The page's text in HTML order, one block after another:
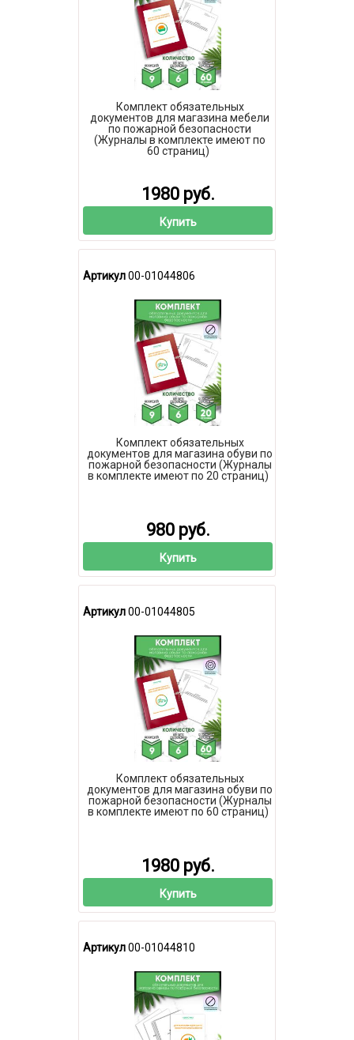
Комплект обязательных
документов для магазина мебели
по пожарной безопасности
(Журналы в комплекте имеют по
60 страниц)
1980 руб.
Купить
Артикул00-01044806
Комплект обязательных
документов для магазина обуви по
пожарной безопасности (Журналы
в комплекте имеют по 20 страниц)
980 руб.
Купить
Артикул00-01044805
Комплект обязательных
документов для магазина обуви по
пожарной безопасности (Журналы
в комплекте имеют по 60 страниц)
1980 руб.
Купить
Артикул00-01044810